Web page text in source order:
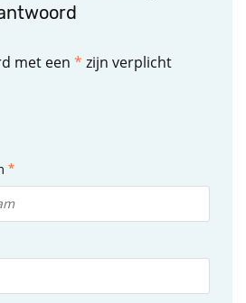
met een * zijn verplicht